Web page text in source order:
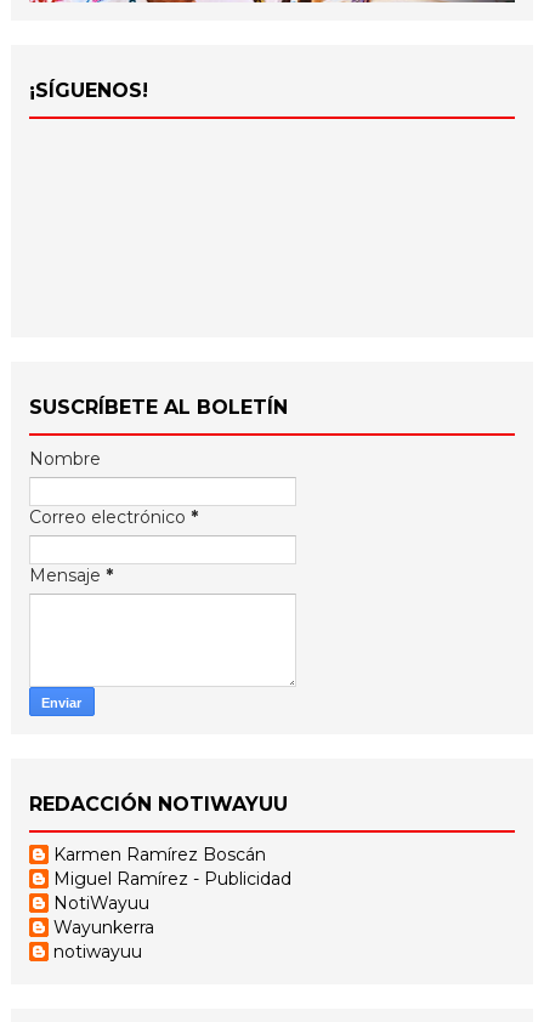
¡SÍGUENOS!
SUSCRÍBETE AL BOLETÍN
Nombre
Correo electrónico *
Mensaje *
REDACCIÓN NOTIWAYUU
Karmen Ramírez Boscán
Miguel Ramírez - Publicidad
NotiWayuu
Wayunkerra
notiwayuu